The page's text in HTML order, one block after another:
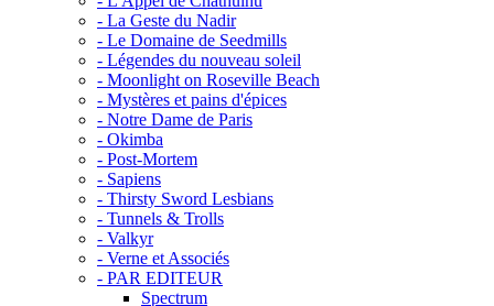
- La Geste du Nadir
- Le Domaine de Seedmills
- Légendes du nouveau soleil
- Moonlight on Roseville Beach
- Mystères et pains d'épices
- Notre Dame de Paris
- Okimba
- Post-Mortem
- Sapiens
- Thirsty Sword Lesbians
- Tunnels & Trolls
- Valkyr
- Verne et Associés
- PAR EDITEUR
Spectrum